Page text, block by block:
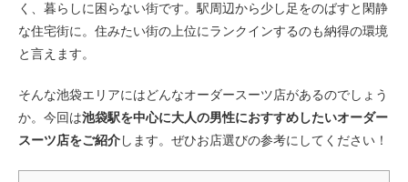
く、暮らしに困らない街です。駅周辺から少し足をのばすと閑静
な住宅街に。住みたい街の上位にランクインするのも納得の環境
と言えます。
そんな池袋エリアにはどんなオーダースーツ店があるのでしょう
か。今回は池袋駅を中心に大人の男性におすすめしたいオーダー
スーツ店をご紹介します。ぜひお店選びの参考にしてください！